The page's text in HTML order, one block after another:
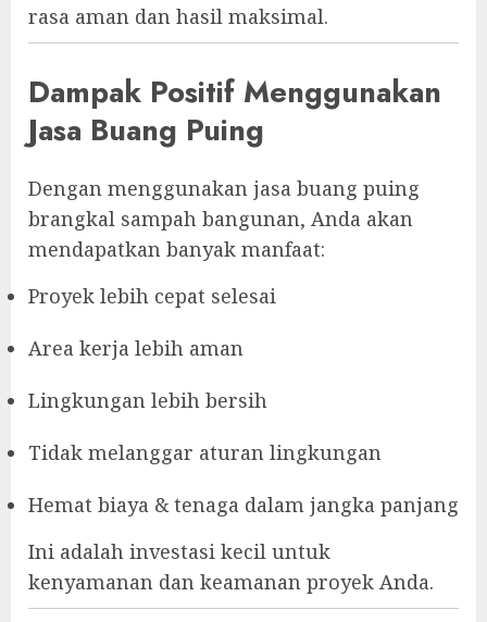
rasa aman dan hasil maksimal.
Dampak Positif Menggunakan
Jasa Buang Puing
Dengan menggunakan jasa buang puing
brangkal sampah bangunan, Anda akan
mendapatkan banyak manfaat:
Proyek lebih cepat selesai
Area kerja lebih aman
Lingkungan lebih bersih
Tidak melanggar aturan lingkungan
Hemat biaya & tenaga dalam jangka panjang
Ini adalah investasi kecil untuk
kenyamanan dan keamanan proyek Anda.